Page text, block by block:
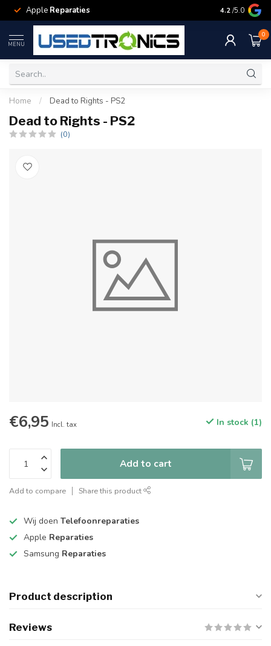
Apple Reparaties Samsung
4.2 /5.0
MENU
0
Home / Dead to Rights - PS2
Dead to Rights - PS2
(0)
€6,95 Incl. tax In stock (1)
Add to cart
Add to compare Share this product
Wij doen Telefoonreparaties
Apple Reparaties
Samsung Reparaties
Product description
Reviews